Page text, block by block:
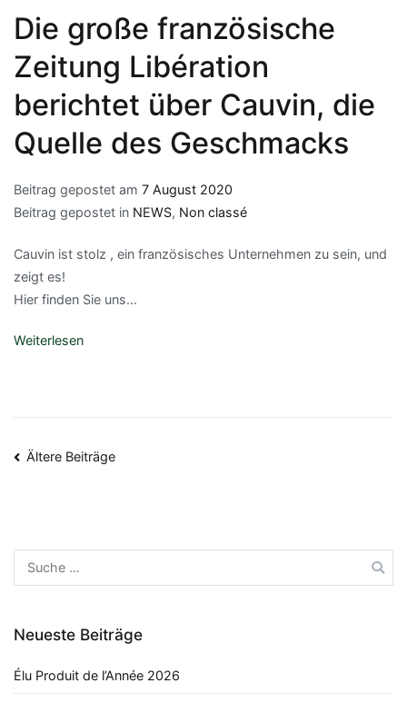
Die große französische
Zeitung Libération
berichtet über Cauvin, die
Quelle des Geschmacks
Beitrag gepostet am 7 August 2020
Beitrag gepostet in NEWS, Non classé
Cauvin ist stolz , ein französisches Unternehmen zu sein, und
zeigt es!
Hier finden Sie uns...
Weiterlesen
Ältere Beiträge
Neueste Beiträge
Élu Produit de l’Année 2026